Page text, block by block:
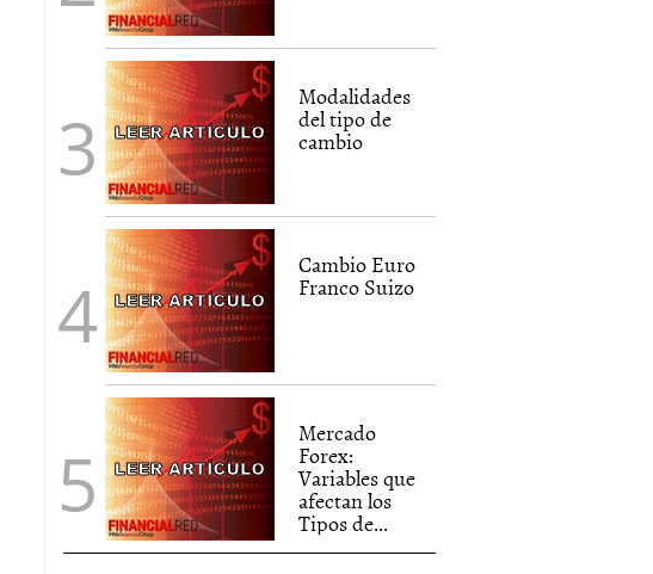
Modalidades
del tipo de
cambio
Cambio Euro
Franco Suizo
Mercado
Forex:
Variables que
afectan los
Tipos de...